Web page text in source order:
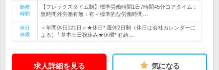
勤務
時間
【フレックスタイム制】標準労働時間1日7時間45分コアタイム：
無時間外労働有無：有＜標準的な労働時間…
休日
休暇
＜年間休日121日＞★休日* 週休2日制（休日は会社カレンダーに
よる）└基本土日祝休み★休暇* 有給…
求人詳細を見る 気になる